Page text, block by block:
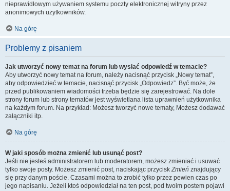
nieprawidłowym używaniem systemu poczty elektronicznej witryny przez
anonimowych użytkowników.
Na górę
Problemy z pisaniem
Jak utworzyć nowy temat na forum lub wysłać odpowiedź w temacie?
Aby utworzyć nowy temat na forum, należy nacisnąć przycisk „Nowy temat”,
aby odpowiedzieć w temacie, nacisnąć przycisk „Odpowiedz”. Być może, że
przed publikowaniem wiadomości trzeba będzie się zarejestrować. Na dole
strony forum lub strony tematów jest wyświetlana lista uprawnień użytkownika
na każdym forum. Na przykład: Możesz tworzyć nowe tematy, Możesz dodawać
załączniki itp.
Na górę
W jaki sposób można zmienić lub usunąć post?
Jeśli nie jesteś administratorem lub moderatorem, możesz zmieniać i usuwać
tylko swoje posty. Możesz zmienić post, naciskając przyciskZmień znajdujący
się przy danym poście. Czasami można to zrobić tylko przez pewien czas po
jego napisaniu. Jeżeli ktoś odpowiedział na ten post, pod twoim postem pojawi